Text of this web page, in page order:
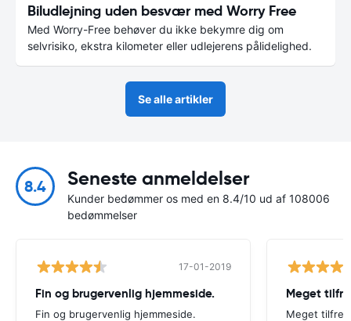
Biludlejning uden besvær med Worry Free
Med Worry-Free behøver du ikke bekymre dig om
selvrisiko, ekstra kilometer eller udlejerens pålidelighed.
Se alle artikler
8.4 Seneste anmeldelser
Kunder bedømmer os med en 8.4/10 ud af 108006
bedømmelser
17-01-2019
Fin og brugervenlig hjemmeside.
Fin og brugervenlig hjemmeside.
Meget
Meget